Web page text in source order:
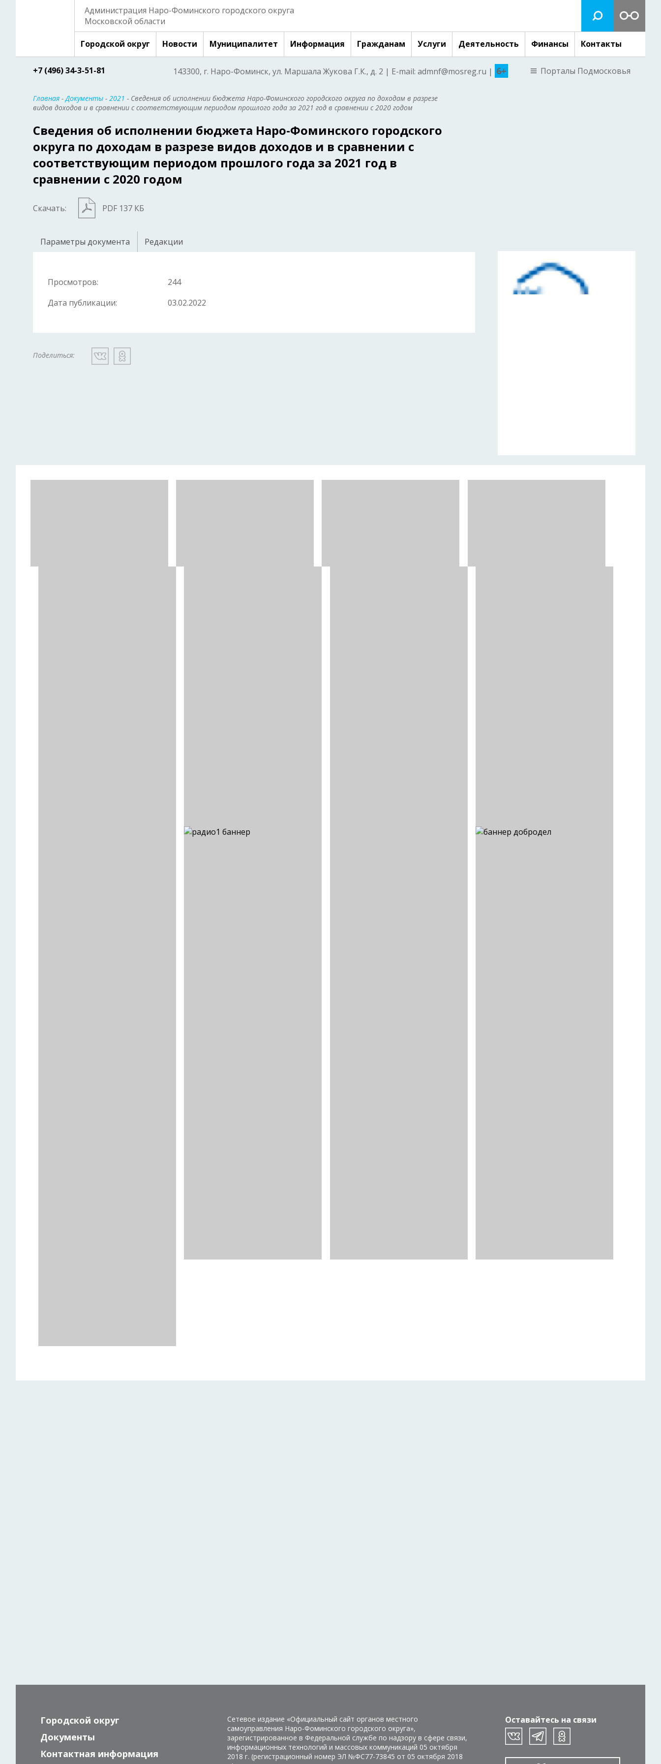
Администрация Наро-Фоминского городского округа
Московской области
Городской округ Новости Муниципалитет Информация Гражданам Услуги Деятельность Финансы Контакты
+7 (496) 34-3-51-81 143300, г. Наро-Фоминск, ул. Маршала Жукова Г.К., д. 2 | E-mail: admnf@mosreg.ru | 6+ Порталы Подмосковья
Главная -Документы - 2021 - Сведения об исполнении бюджета Наро-Фоминского городского округа по доходам в разрезе
видов доходов и в сравнении с соответствующим периодом прошлого года за 2021 год в сравнении с 2020 годом
Сведения об исполнении бюджета Наро-Фоминского городского
округа по доходам в разрезе видов доходов и в сравнении с
соответствующим периодом прошлого года за 2021 год в
сравнении с 2020 годом
Скачать: PDF 137 КБ
Параметры документа Редакции
Просмотров:
244
Дата публикации:
03.02.2022
Поделиться:
Оставайтесь на связи
Городской округ
Документы
Контактная информация
Сетевое издание «Официальный сайт органов местного
самоуправления Наро-Фоминского городского округа»,
зарегистрированное в Федеральной службе по надзору в сфере связи,
информационных технологий и массовых коммуникаций 05 октября
2018 г. (регистрационный номер ЭЛ №ФС77-73845 от 05 октября 2018